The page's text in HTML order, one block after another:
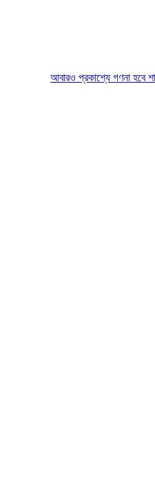
আবারও প্রকাশ্যে গণনা হবে শাহজালাল